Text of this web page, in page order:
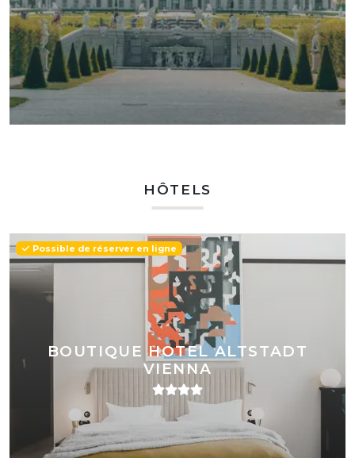
HÔTELS
BOUTIQUE HOTEL ALTSTADT
VIENNA
Possible de réserver en ligne